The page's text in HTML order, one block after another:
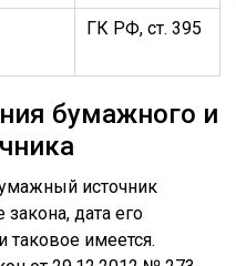
ГК РФ, ст. 395
бумажного и
источник
дата его
таковое имеется.